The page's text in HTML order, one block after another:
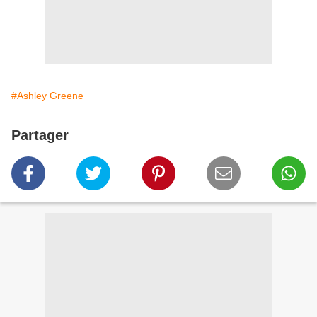
#Ashley Greene
Partager